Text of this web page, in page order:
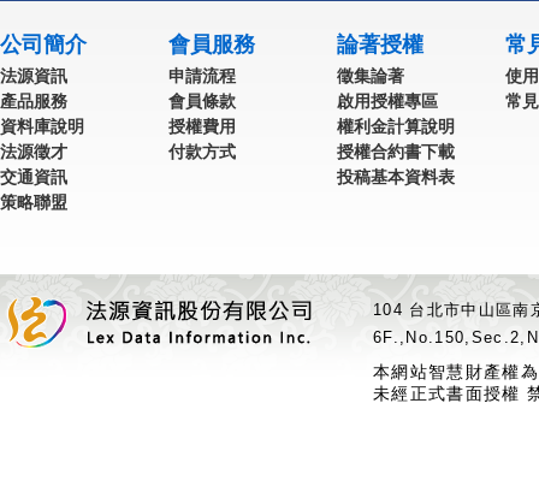
公司簡介
法源資訊
產品服務
資料庫說明
法源徵才
交通資訊
策略聯盟
會員服務
申請流程
會員條款
授權費用
付款方式
論著授權
徵集論著
啟用授權專區
權利金計算說明
授權合約書下載
投稿基本資料表
常
使
常
104 台北市中山區
本網站智慧財產權
未經正式書面授權